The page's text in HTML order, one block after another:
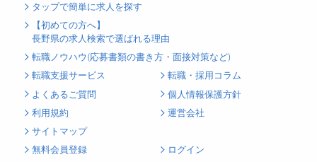
タップで簡単に求人を探す
【初めての方へ】
長野県の求人検索で選ばれる理由
転職ノウハウ(応募書類の書き方・面接対策など)
転職支援サービス
転職・採用コラム
よくあるご質問
個人情報保護方針
利用規約
運営会社
サイトマップ
無料会員登録
ログイン